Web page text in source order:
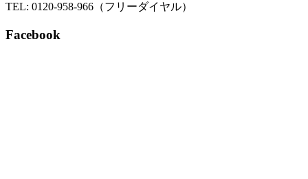
TEL: 0120-958-966（フリーダイヤル）
Facebook